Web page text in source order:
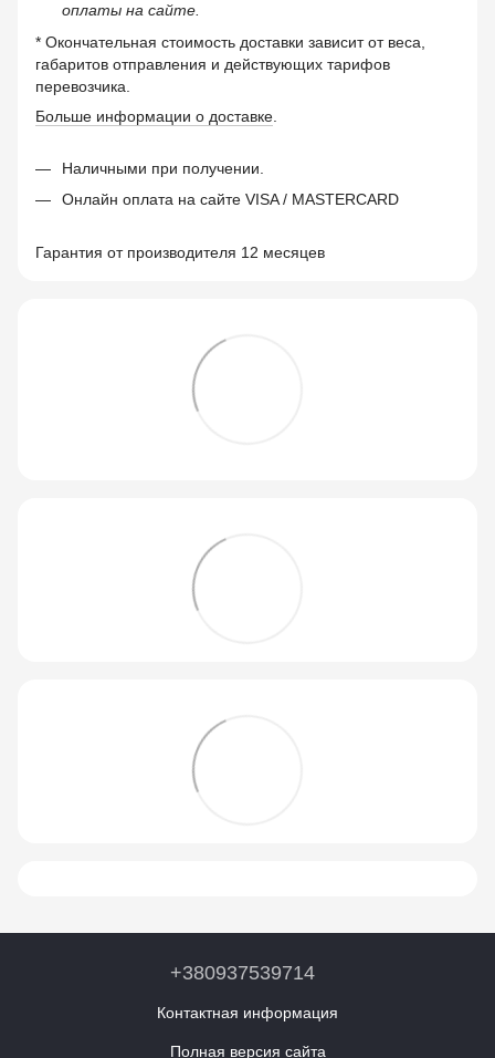
оплаты на сайте.
* Окончательная стоимость доставки зависит от веса,
габаритов отправления и действующих тарифов
перевозчика.
Больше информации о доставке
Наличными при получении.
Онлайн оплата на сайте VISA / MASTERCARD
Гарантия от производителя 12 месяцев
+380937539714
Контактная информация
Полная версия сайта